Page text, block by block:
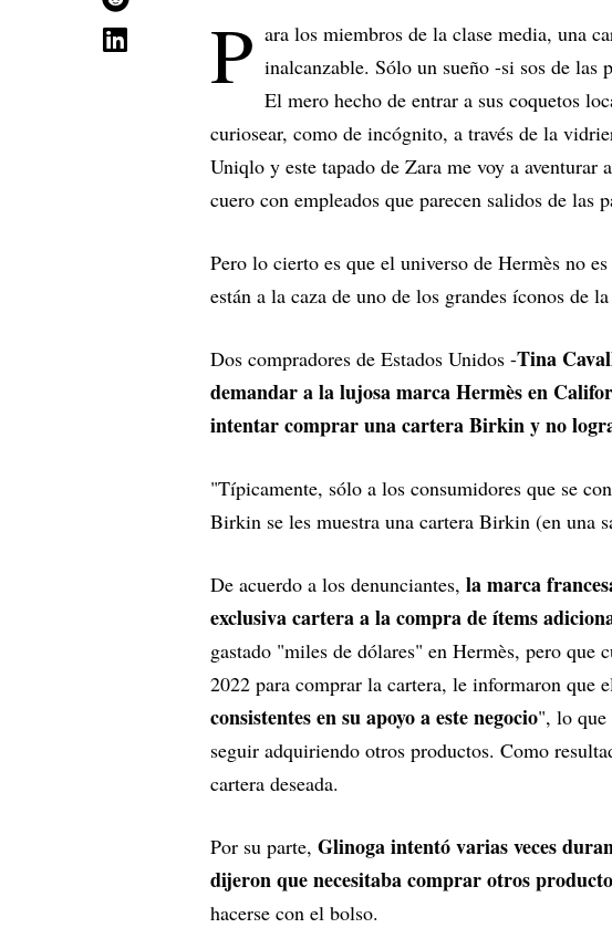
P ara los miembros de la clase media, una
inalcanzable. Sólo un sueño -si sos de las
El mero hecho de entrar a sus coquetos
curiosear, como de incógnito, a través de la
Uniqlo y este tapado de Zara me voy a aventurar
cuero con empleados que parecen salidos de las
Pero lo cierto es que el universo de Hermès no
están a la caza de uno de los grandes íconos de
Dos compradores de Estados Unidos -Tina
demandar a la lujosa marca Hermès en
intentar comprar una cartera Birkin y no
"Típicamente, sólo a los consumidores que se
Birkin se les muestra una cartera Birkin (en una
De acuerdo a los denunciantes, la marca
exclusiva cartera a la compra de ítems
gastado "miles de dólares" en Hermès, pero que
2022 para comprar la cartera, le informaron que
consistentes en su apoyo a este negocio", lo que
seguir adquiriendo otros productos. Como
cartera deseada.
Por su parte, Glinoga intentó varias veces
dijeron que necesitaba comprar otros
hacerse con el bolso.